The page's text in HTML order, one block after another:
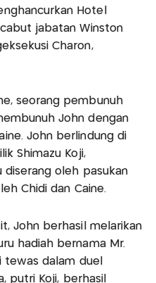
Hotel
jabatan Winston
Charon,
seorang pembunuh
John dengan
John berlindung di
Shimazu Koji,
diserang oleh pasukan
Chidi dan Caine.
John berhasil melarikan
hadiah bernama Mr.
tewas dalam duel
putri Koji, berhasil